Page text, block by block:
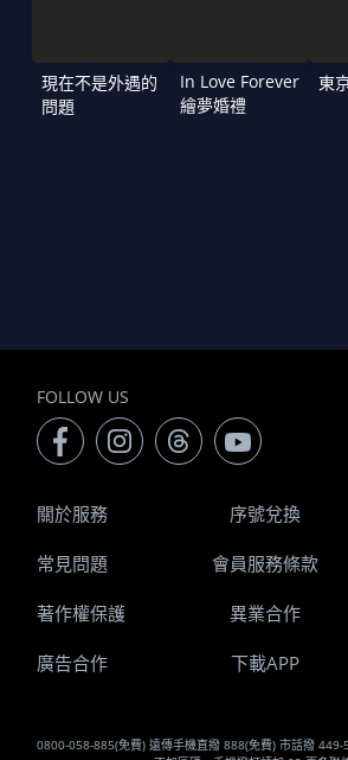
現在不是外遇的
問題
In Love Forever
繪夢婚禮
東
FOLLOW US
0800-058-885(免費) 遠傳手機直撥 888(免費) 市話撥
關於服務 序號兌換
常見問題 會員服務條款
著作權保護 異業合作
廣告合作 下載APP